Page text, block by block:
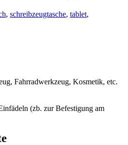
, schreibzeugtasche, tablet,
Fahrradwerkzeug, Kosmetik, etc.
(zb. zur Befestigung am